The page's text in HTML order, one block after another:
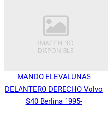
MANDO ELEVALUNAS
DELANTERO DERECHO Volvo
S40 Berlina 1995-